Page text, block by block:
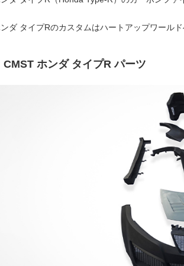
ダ タイプRのカスタムはハートアップワール
CMST ホンダ タイプR パーツ